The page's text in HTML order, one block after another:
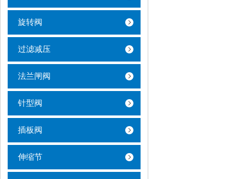
旋转阀
过滤减压
法兰闸阀
针型阀
插板阀
伸缩节